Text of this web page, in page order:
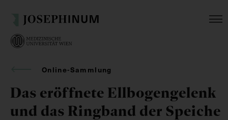
Online-Sammlung
Das eröffnete Ellbogengelenk
und das Ringband der Speiche